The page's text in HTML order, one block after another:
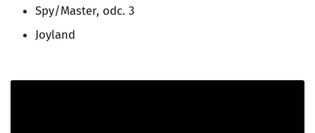
Spy/Master, odc. 3
Joyland